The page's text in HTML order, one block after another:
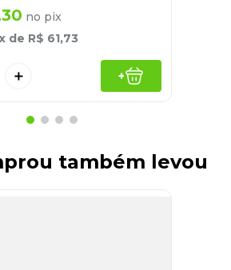
30 no pix
x de R$ 61,73
＋ +
também levou